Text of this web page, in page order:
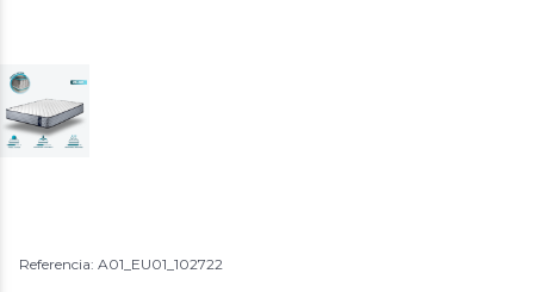
Referencia: A01_EU01_102722